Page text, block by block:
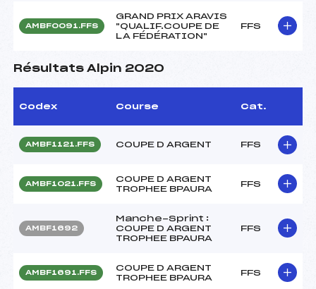
AMBF0091.FFS
GRAND PRIX ARAVIS
"QUALIF.COUPE DE
LA FÉDÉRATION"
FFS
Résultats Alpin 2020
Codex Course Cat.
AMBF1121.FFS COUPE D ARGENT FFS
AMBF1021.FFS
COUPE D ARGENT
TROPHEE BPAURA
FFS
AMBF1692
Manche-Sprint :
COUPE D ARGENT
TROPHEE BPAURA
FFS
AMBF1691.FFS
COUPE D ARGENT
TROPHEE BPAURA
FFS